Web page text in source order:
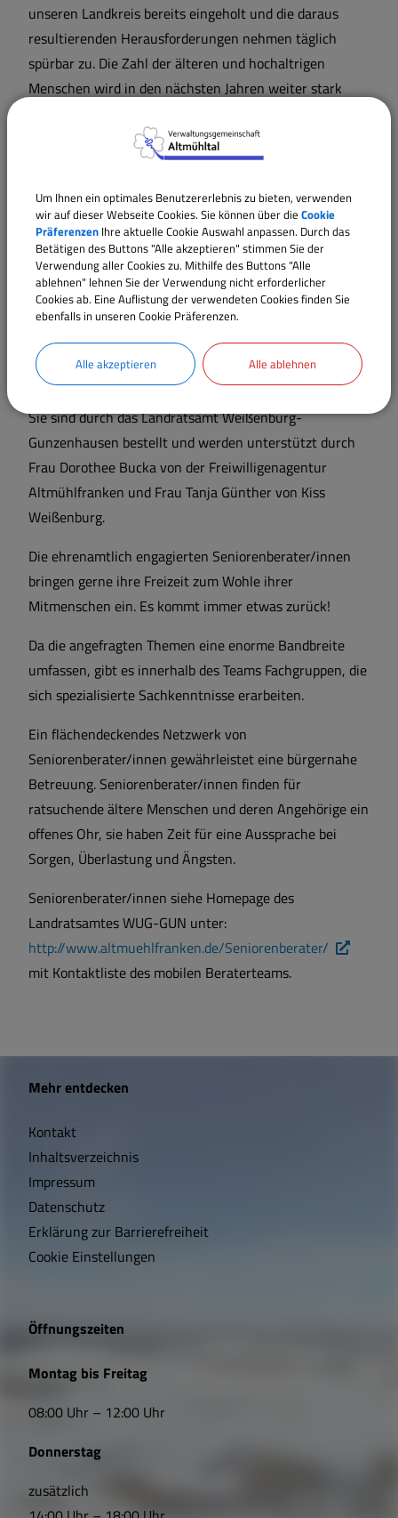
unseren Landkreis bereits eingeholt und die daraus
resultierenden Herausforderungen nehmen täglich
spürbar zu. Die Zahl der älteren und hochaltrigen
Menschen wird in den nächsten Jahren weiter stark
Beraterstruktur und ein unterstützendes Netzwerk sind
Antworten auf diese Veränderungen und ermöglichen
den Erhalt einer Lebensqualität bis ins hohe Alter.
Wer sind die Seniorenberater/innen?
Sie sind ein landkreisweites mobiles Team, das sich für
ratsuchende Senioren/innen und deren Angehörige
neutral und kostenfrei als Ratgeber oder Mittler
einsetzt. Auf Wunsch machen sie gerne Hausbesuche.
Die Seniorenberater/innen unterliegen in der Ausübung
ihrer Tätigkeit selbstverständlich der Schweigepflicht.
Sie sind durch das Landratsamt Weißenburg-
Gunzenhausen bestellt und werden unterstützt durch
Frau Dorothee Bucka von der Freiwilligenagentur
Altmühlfranken und Frau Tanja Günther von Kiss
Weißenburg.
Die ehrenamtlich engagierten Seniorenberater/innen
bringen gerne ihre Freizeit zum Wohle ihrer
Mitmenschen ein. Es kommt immer etwas zurück!
Da die angefragten Themen eine enorme Bandbreite
umfassen, gibt es innerhalb des Teams Fachgruppen, die
sich spezialisierte Sachkenntnisse erarbeiten.
Ein flächendeckendes Netzwerk von
Seniorenberater/innen gewährleistet eine bürgernahe
Betreuung. Seniorenberater/innen finden für
ratsuchende ältere Menschen und deren Angehörige ein
offenes Ohr, sie haben Zeit für eine Aussprache bei
Sorgen, Überlastung und Ängsten.
Seniorenberater/innen siehe Homepage des
Landratsamtes WUG-GUN unter:
http://www.altmuehlfranken.de/Seniorenberater/
mit Kontaktliste des mobilen Beraterteams.
W
c
h
t
i
e
L
n
k
s
Mehr entdecken
Kontakt
Inhaltsverzeichnis
Impressum
Datenschutz
Erklärung zur Barrierefreiheit
Cookie Einstellungen
Öffnungszeiten
Montag bis Freitag
08:00 Uhr – 12:00 Uhr
Donnerstag
zusätzlich
Um Ihnen ein optimales Benutzererlebnis zu bieten, verwenden
wir auf dieser Webseite Cookies. Sie können über die Cookie
Präferenzen Ihre aktuelle Cookie Auswahl anpassen. Durch das
Betätigen des Buttons "Alle akzeptieren" stimmen Sie der
Verwendung aller Cookies zu. Mithilfe des Buttons "Alle
ablehnen" lehnen Sie der Verwendung nicht erforderlicher
Cookies ab. Eine Auflistung der verwendeten Cookies finden Sie
ebenfalls in unseren Cookie Präferenzen.
Alle akzeptieren Alle ablehnen